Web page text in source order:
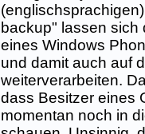
backup" lassen sich
eines Windows
und damit auch auf
weiterverarbeiten.
dass Besitzer eines
momentan noch in